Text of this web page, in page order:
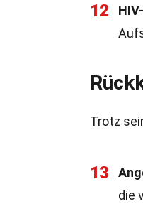
12
Trotz
13
die